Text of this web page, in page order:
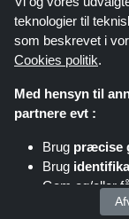
reduzidos.
Perguntas
Como
código
Farverige
Para
teknologier til
som beskrevet i
Cookies politik.
Med hensyn til
partnere evt :
Brug præcise
Brug
Gem og/eller